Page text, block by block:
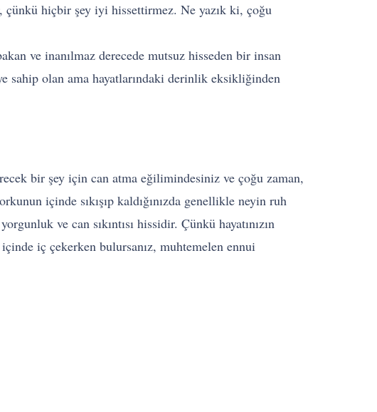
çünkü hiçbir şey iyi hissettirmez. Ne yazık ki, çoğu
ve inanılmaz derecede mutsuz hisseden bir insan
sahip olan ama hayatlarındaki derinlik eksikliğinden
bir şey için can atma eğilimindesiniz ve çoğu zaman,
içinde sıkışıp kaldığınızda genellikle neyin ruh
ve can sıkıntısı hissidir. Çünkü hayatınızın
iç çekerken bulursanız, muhtemelen ennui